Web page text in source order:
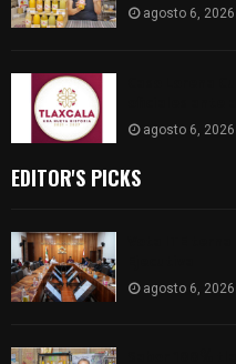
agosto 6, 2026
agosto 6, 2026
EDITOR'S PICKS
agosto 6, 2026